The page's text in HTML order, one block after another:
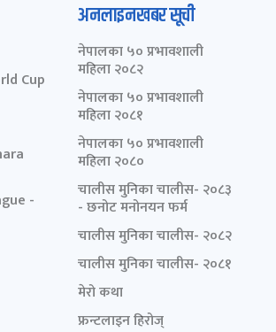
Cup
-
अनलाइनखबर सूची
नेपालका ५० प्रभावशाली
महिला २०८२
नेपालका ५० प्रभावशाली
महिला २०८१
नेपालका ५० प्रभावशाली
महिला २०८०
चालीस मुनिका चालीस- २०८३
- छनोट मनोनयन फर्म
चालीस मुनिका चालीस- २०८२
चालीस मुनिका चालीस- २०८१
मेरो कथा
फ्रन्टलाइन हिरोज्